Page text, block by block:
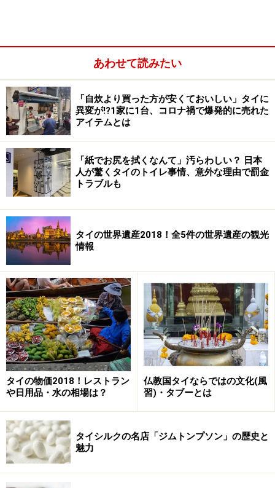
サンセットタイムの太陽は一際大きく見えるから不思議
リゾートからビーチに直接アクセスすることができるの
で、そこでビーチアクティビティを楽しんだり、無料シ
ャトルボートで近くのマツム島まで行き、スノーケリン
グやダイビングをしたり、過ごし方は色々選べます。ま
た、ラグジュアリー・スパ・アワードを受賞した実績の
あるスパを始め、レストランやキッズクラブなど、ホテ
ルファシリティも充実。カップルにもファミリーにもお
勧めのリゾートです。
さらにこちらのリゾートは、島の西側に面しているた
め、サンセットタイムもドラマティック！カクテルを片
手に黄金に煌めく水面を眺める、そんな至福のひととき
を過ごすことができます。
朝から日没まで、ダイナミックな風景が広
がるゲストルーム
あわせて読みたい
「自炊より買った方が安くておいしい」タイに
異変が!?1家に1台、コロナ禍で爆発的に売れた
アイテムとは
「紙でお尻を拭くなんて」汚らわしい？ 日本
人が驚くタイのトイレ事情、意外な理由で罰金
トラブルも
タイの世界遺産2018！全5件の世界遺産の観光
情報
タイの物価2018！レストラン
や日用品・水の相場は？
仏教国タイならではの文化(風
習)・タブーとは
タイシルクの名店「ジムトンプソン」の歴史と
魅力